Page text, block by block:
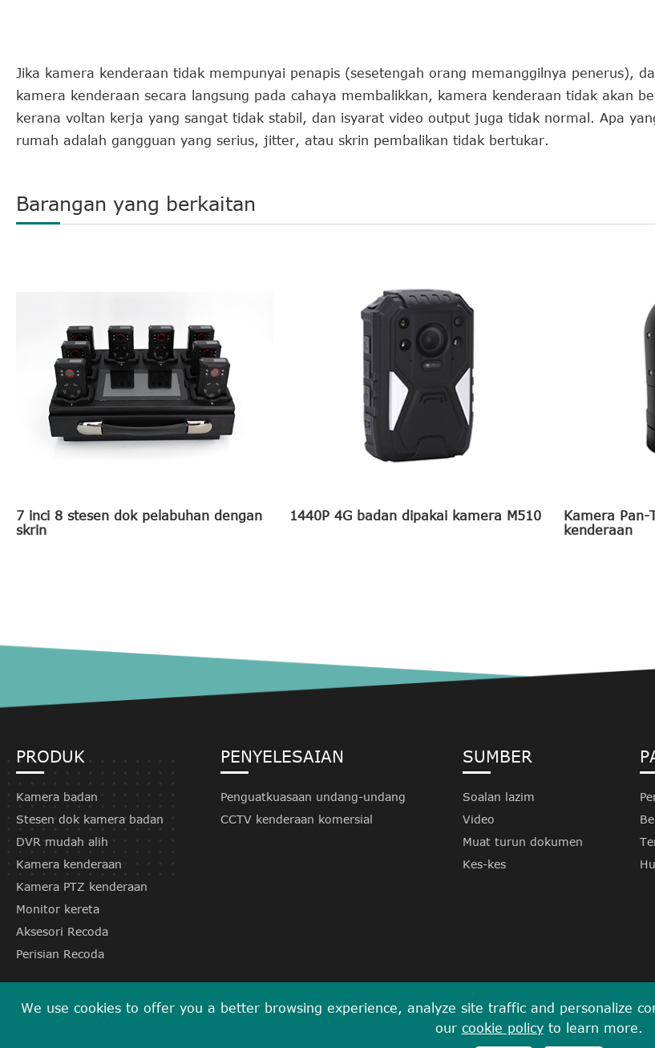
Jika kamera kenderaan tidak mempunyai penapis (sesetengah orang memanggilnya penerus),
kamera kenderaan secara langsung pada cahaya membalikkan, kamera kenderaan tidak akan
kerana voltan kerja yang sangat tidak stabil, dan isyarat video output juga tidak normal. Apa
rumah adalah gangguan yang serius, jitter, atau skrin pembalikan tidak bertukar.
Barangan yang berkaitan
7 inci 8 stesen dok pelabuhan dengan
skrin
1440P 4G badan dipakai kamera M510
Kamera
kenderaan
PRODUK
Kamera badan
Stesen dok kamera badan
DVR mudah alih
Kamera kenderaan
Kamera PTZ kenderaan
Monitor kereta
Aksesori Recoda
Perisian Recoda
PENYELESAIAN
Penguatkuasaan undang-undang
CCTV kenderaan komersial
SUMBER
Soalan lazim
Video
Muat turun dokumen
Kes-kes
We use cookies to offer you a better browsing experience, analyze site traffic and personalize
our cookie policyto learn more.